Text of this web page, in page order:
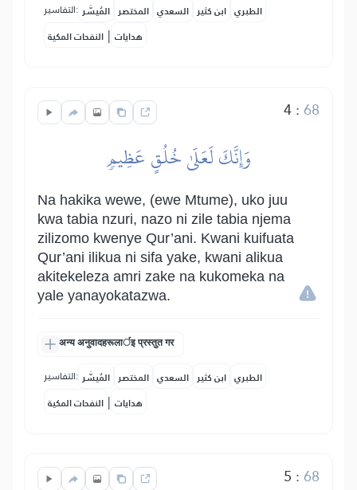
التفاسير: المُيسَّر المختصر السعدي ابن كثير الطبري
النفحات المكية | هدايات
4:68
وَإِنَّكَ لَعَلَىٰ خُلُقٍ عَظِيمٖ
Na hakika wewe, (ewe Mtume), uko juu
kwa tabia nzuri, nazo ni zile tabia njema
zilizomo kwenye Qur’ani. Kwani kuifuata
Qur’ani ilikua ni sifa yake, kwani alikua
akitekeleza amri zake na kukomeka na
yale yanayokatazwa.
अन्य अनुवादहरूलार्इ प्रस्तुत गर
التفاسير: المُيسَّر المختصر السعدي ابن كثير الطبري
النفحات المكية | هدايات
5 :68